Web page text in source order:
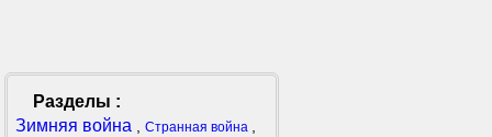
Разделы :
Зимняя война
Странная война